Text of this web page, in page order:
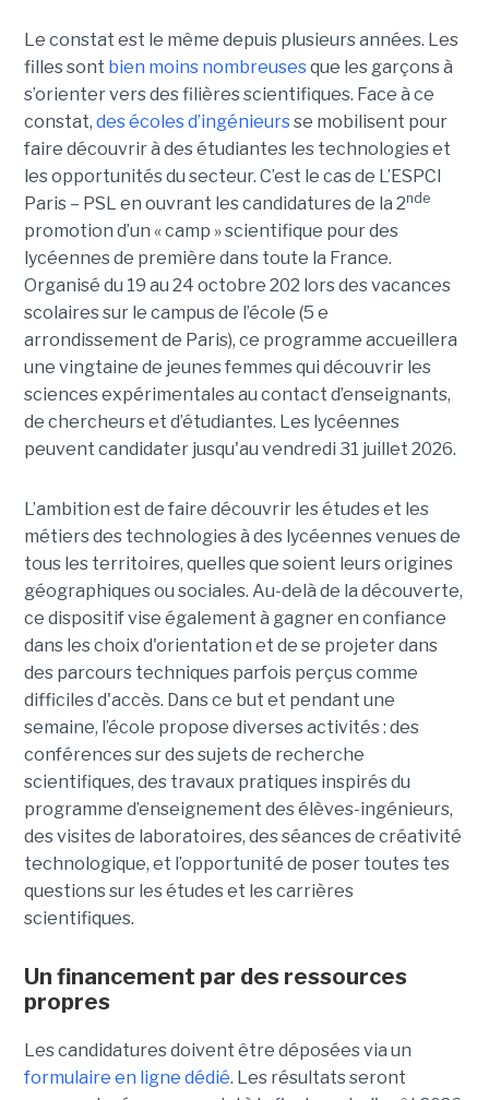
Le constat est le même depuis plusieurs années. Les
filles sont bien moins nombreusesque les garçons à
s’orienter vers des filières scientifiques. Face à ce
constat, des écoles d’ingénieursse mobilisent pour
faire découvrir à des étudiantes les technologies et
les opportunités du secteur. C’est le cas de L’ESPCI
Paris – PSL en ouvrant les candidatures de la 2nde
promotion d’un « camp » scientifique pour des
lycéennes de première dans toute la France.
Organisé du 19 au 24 octobre 202 lors des vacances
scolaires sur le campus de l’école (5 e
arrondissement de Paris), ce programme accueillera
une vingtaine de jeunes femmes qui découvrir les
sciences expérimentales au contact d’enseignants,
de chercheurs et d’étudiantes. Les lycéennes
peuvent candidater jusqu'au vendredi 31 juillet 2026.
L’ambition est de faire découvrir les études et les
métiers des technologies à des lycéennes venues de
tous les territoires, quelles que soient leurs origines
géographiques ou sociales. Au-delà de la découverte,
ce dispositif vise également à gagner en confiance
dans les choix d'orientation et de se projeter dans
des parcours techniques parfois perçus comme
difficiles d'accès. Dans ce but et pendant une
semaine, l’école propose diverses activités : des
conférences sur des sujets de recherche
scientifiques, des travaux pratiques inspirés du
programme d’enseignement des élèves-ingénieurs,
des visites de laboratoires, des séances de créativité
technologique, et l’opportunité de poser toutes tes
questions sur les études et les carrières
scientifiques.
Un financement par des ressources
propres
Les candidatures doivent être déposées via un
formulaire en ligne dédié. Les résultats seront